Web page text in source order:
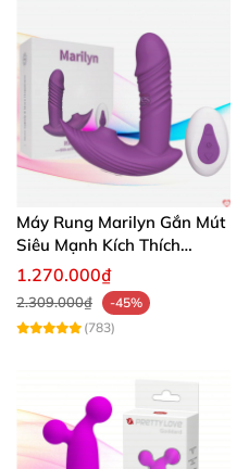
Máy Rung Marilyn Gắn Mút
Siêu Mạnh Kích Thích
Sướng Tột Đỉnh
1.270.000₫
2.309.000₫
-45%
(783)